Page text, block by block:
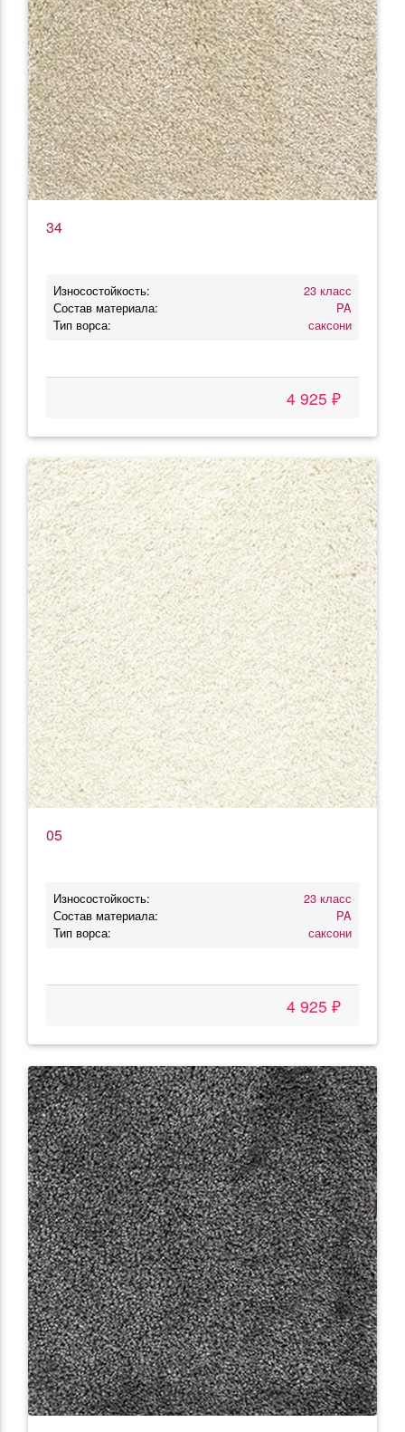
34
Износостойкость:
23 класс
Состав материала:
PA
Тип ворса:
саксони
4 925 ₽
05
Износостойкость:
23 класс
Состав материала:
PA
Тип ворса:
саксони
4 925 ₽